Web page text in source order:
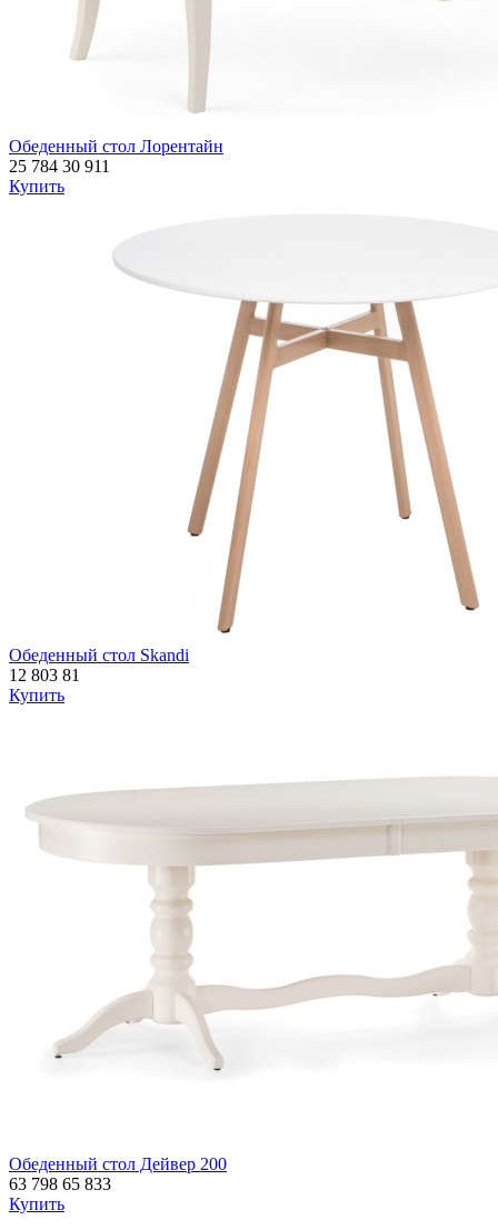
Обеденный стол Лорентайн
25 784 30 911
Купить
Обеденный стол Skandi
12 803 81
Купить
Обеденный стол Дейвер 200
63 798 65 833
Купить